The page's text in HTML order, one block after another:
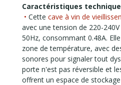
Caractéristiques
• Cette cave à vin de
avec une tension de 220-
50Hz, consommant 0.48A.
zone de température, avec
sonores pour signaler tout
porte n'est pas réversible et
offrent un espace de